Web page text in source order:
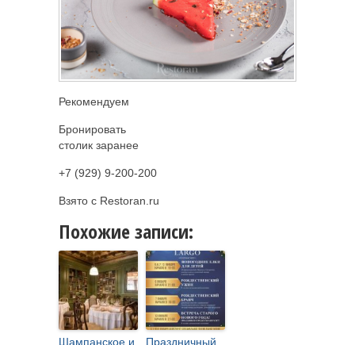
Рекомендуем
Бронировать
столик заранее
+7 (929) 9-200-200
Взято с Restoran.ru
Похожие записи:
Шампанское и
Праздничный